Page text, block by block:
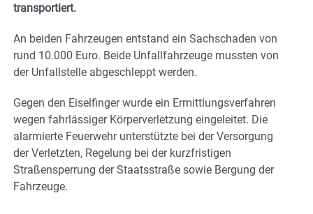
transportiert.
An beiden Fahrzeugen entstand ein Sachschaden von
rund 10.000 Euro. Beide Unfallfahrzeuge mussten von
der Unfallstelle abgeschleppt werden.
Gegen den Eiselfinger wurde ein Ermittlungsverfahren
wegen fahrlässiger Körperverletzung eingeleitet. Die
alarmierte Feuerwehr unterstützte bei der Versorgung
der Verletzten, Regelung bei der kurzfristigen
Straßensperrung der Staatsstraße sowie Bergung der
Fahrzeuge.